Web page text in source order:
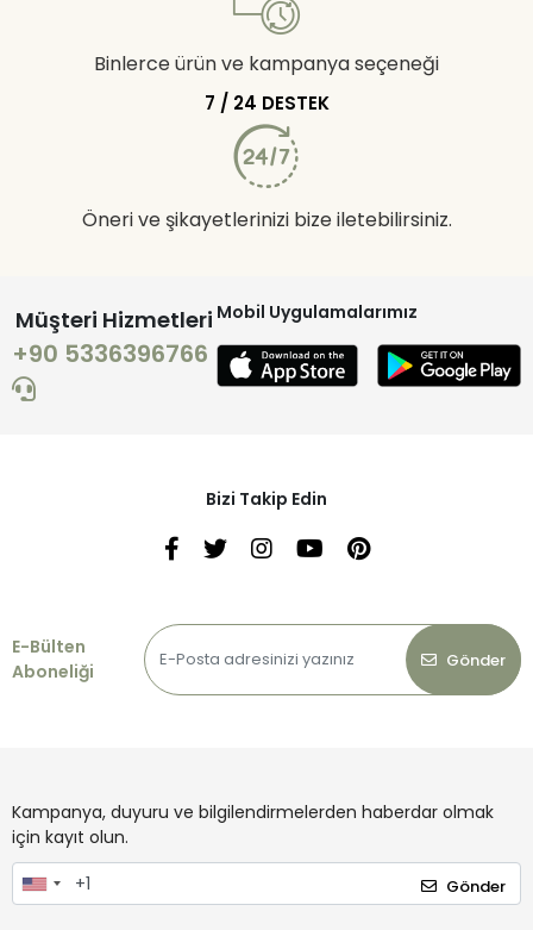
Binlerce ürün ve kampanya seçeneği
7 / 24 DESTEK
Öneri ve şikayetlerinizi bize iletebilirsiniz.
Müşteri Hizmetleri
+90 5336396766
Mobil Uygulamalarımız
Bizi Takip Edin
E-Bülten
Aboneliği
Gönder
Kampanya, duyuru ve bilgilendirmelerden haberdar olmak
için kayıt olun.
Gönder